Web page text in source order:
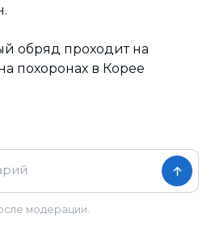
обряд проходит на
похоронах в Корее
модерации.